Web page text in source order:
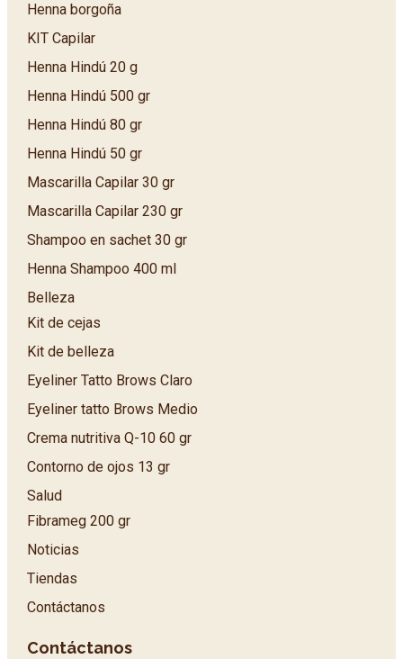
Henna borgoña
KIT Capilar
Henna Hindú 20 g
Henna Hindú 500 gr
Henna Hindú 80 gr
Henna Hindú 50 gr
Mascarilla Capilar 30 gr
Mascarilla Capilar 230 gr
Shampoo en sachet 30 gr
Henna Shampoo 400 ml
Belleza
Kit de cejas
Kit de belleza
Eyeliner Tatto Brows Claro
Eyeliner tatto Brows Medio
Crema nutritiva Q-10 60 gr
Contorno de ojos 13 gr
Salud
Fibrameg 200 gr
Noticias
Tiendas
Contáctanos
Contáctanos